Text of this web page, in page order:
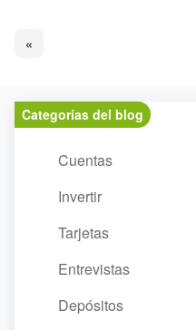
«
Categorías del blog
Cuentas
Invertir
Tarjetas
Entrevistas
Depósitos